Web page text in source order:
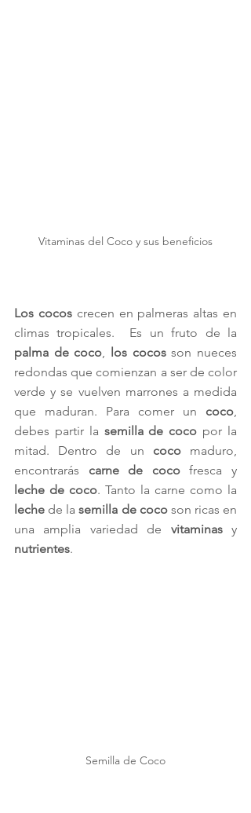
Vitaminas del Coco y sus beneficios
Los cocos crecen en palmeras altas en
palma de coco, los cocos son nueces
redondas que comienzan a ser de color
verde y se vuelven marrones a medida
que maduran. Para comer un coco,
debes partir la semilla de coco por la
mitad. Dentro de un coco maduro,
encontrarás carne de coco
leche de coco
leche de la semilla de coco son ricas en
una amplia variedad de vitaminas
nutrientes.
Semilla de Coco